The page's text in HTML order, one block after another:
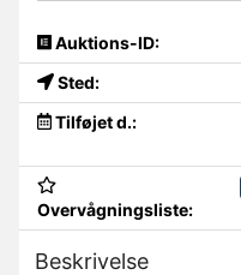
Auktions-ID:
Sted:
Tilføjet d.:
Overvågningsliste:
Beskrivelse